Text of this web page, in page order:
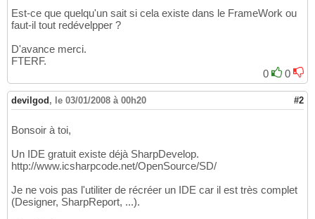
Est-ce que quelqu'un sait si cela existe dans le FrameWork ou
faut-il tout redévelpper ?
D'avance merci.
FTERF.
0
0
devilgod , le 03/01/2008 à 00h20 #2
Bonsoir à toi,
Un IDE gratuit existe déjà SharpDevelop.
http://www.icsharpcode.net/OpenSource/SD/
Je ne vois pas l'utiliter de récréer un IDE car il est très complet
(Designer, SharpReport, ...).